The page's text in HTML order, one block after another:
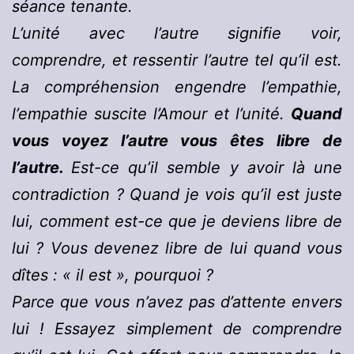
séance tenante.
L’unité avec l’autre signifie voir,
comprendre, et ressentir l’autre tel qu’il est.
La compréhension engendre l’empathie,
l’empathie suscite l’Amour et l’unité. Quand
vous voyez l’autre vous êtes libre de
l’autre. Est-ce qu’il semble y avoir là une
contradiction ? Quand je vois qu’il est juste
lui, comment est-ce que je deviens libre de
lui ? Vous devenez libre de lui quand vous
dîtes : « il est », pourquoi ?
Parce que vous n’avez pas d’attente envers
lui ! Essayez simplement de comprendre